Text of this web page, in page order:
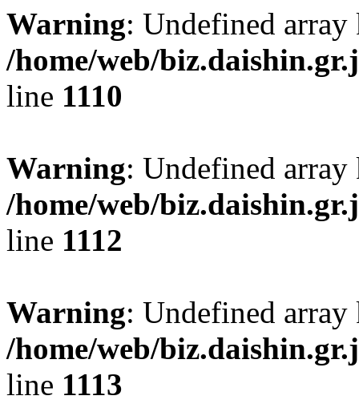
Warning: Undefined
/home/web/
line 1110
Warning: Undefined
/home/web/
line 1112
Warning: Undefined
/home/web/
line 1113